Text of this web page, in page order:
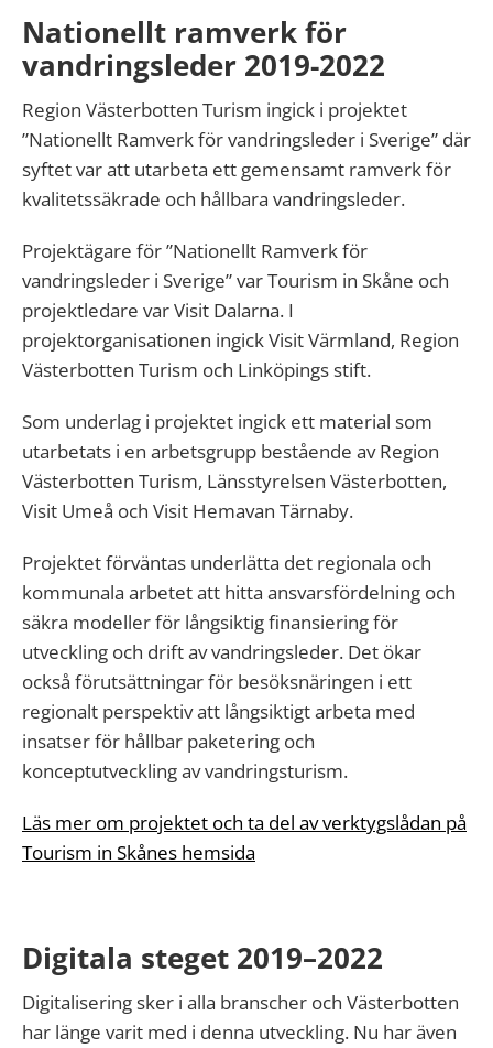
Nationellt ramverk för
vandringsleder 2019-2022
Region Västerbotten Turism ingick i projektet
”Nationellt Ramverk för vandringsleder i Sverige” där
syftet var att utarbeta ett gemensamt ramverk för
kvalitetssäkrade och hållbara vandringsleder.
Projektägare för ”Nationellt Ramverk för
vandringsleder i Sverige” var Tourism in Skåne och
projektledare var Visit Dalarna. I
projektorganisationen ingick Visit Värmland, Region
Västerbotten Turism och Linköpings stift.
Som underlag i projektet ingick ett material som
utarbetats i en arbetsgrupp bestående av Region
Västerbotten Turism, Länsstyrelsen Västerbotten,
Visit Umeå och Visit Hemavan Tärnaby.
Projektet förväntas underlätta det regionala och
kommunala arbetet att hitta ansvarsfördelning och
säkra modeller för långsiktig finansiering för
utveckling och drift av vandringsleder. Det ökar
också förutsättningar för besöksnäringen i ett
regionalt perspektiv att långsiktigt arbeta med
insatser för hållbar paketering och
konceptutveckling av vandringsturism.
Läs mer om projektet och ta del av verktygslådan på
Tourism in Skånes hemsida
Digitala steget 2019–2022
Digitalisering sker i alla branscher och Västerbotten
har länge varit med i denna utveckling. Nu har även